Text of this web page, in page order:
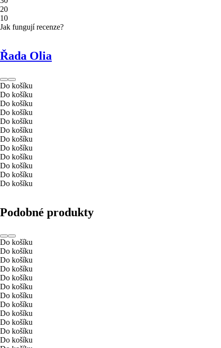
20
10
Jak fungují recenze?
Řada Olia
Do košíku
Do košíku
Do košíku
Do košíku
Do košíku
Do košíku
Do košíku
Do košíku
Do košíku
Do košíku
Do košíku
Do košíku
Podobné produkty
Do košíku
Do košíku
Do košíku
Do košíku
Do košíku
Do košíku
Do košíku
Do košíku
Do košíku
Do košíku
Do košíku
Do košíku